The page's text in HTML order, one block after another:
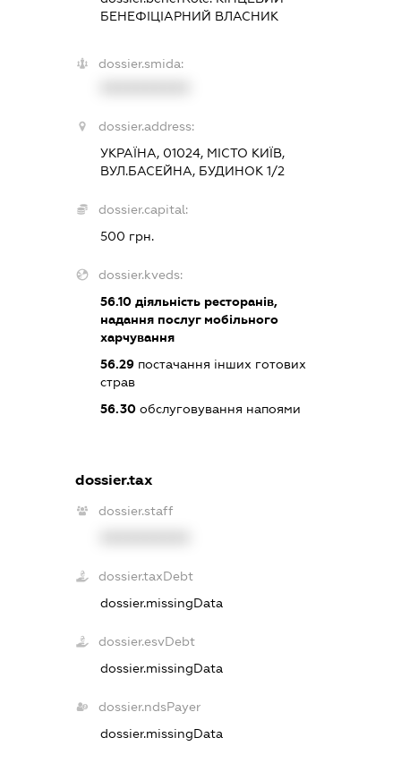
БЕНЕФІЦІАРНИЙ ВЛАСНИК
dossier.smida:
dossier.address:
УКРАЇНА, 01024, МІСТО КИЇВ,
ВУЛ.БАСЕЙНА, БУДИНОК 1/2
dossier.capital:
500 грн.
dossier.kveds:
56.10діяльність ресторанів,
надання послуг мобільного
харчування
56.29постачання інших готових
страв
56.30обслуговування напоями
dossier.tax
dossier.staff
dossier.taxDebt
dossier.missingData
dossier.esvDebt
dossier.missingData
dossier.ndsPayer
dossier.missingData